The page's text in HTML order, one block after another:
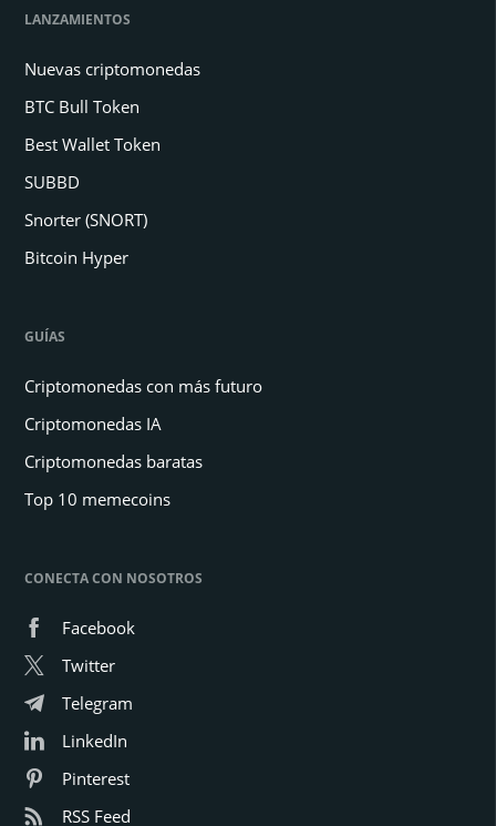
LANZAMIENTOS
Nuevas criptomonedas
BTC Bull Token
Best Wallet Token
SUBBD
Snorter (SNORT)
Bitcoin Hyper
GUÍAS
Criptomonedas con más futuro
Criptomonedas IA
Criptomonedas baratas
Top 10 memecoins
CONECTA CON NOSOTROS
Facebook
Twitter
Telegram
LinkedIn
Pinterest
RSS Feed